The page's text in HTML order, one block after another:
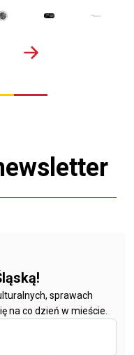
sprawach
na co dzień w mieście.